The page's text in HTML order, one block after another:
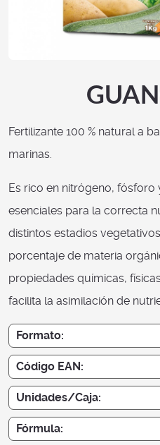
Fertilizante 100 % natural a
marinas.
Es rico en nitrógeno,
esenciales para la correcta
distintos estadios
porcentaje de materia
propiedades químicas,
facilita la asimilación de
Formato:
Código EAN:
Unidades/Caja:
Fórmula: